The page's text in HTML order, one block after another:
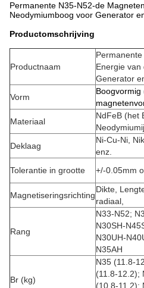
Permanente N35-N52-de
Neodymiumboog voor Generator
Productomschrijving
Productnaam
Energie
Generator
Vorm
Boogvormig
Materiaal
NdFeB (het
Deklaag
Ni-Cu-Ni,
enz.
Tolerantie in grootte
+/-0.05mm
Magnetiseringsrichting
Dikte,
radiaal,
Rang
N33-N52;
N30SH-
N30UH-
N35AH
Br (kg)
N35 (11.8-
(11.8-12.2);
(10.8-11.2);